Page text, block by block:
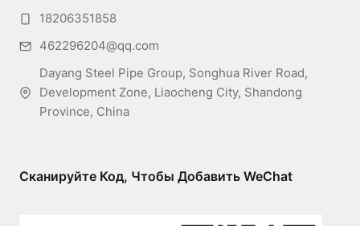
18206351858
462296204@qq.com
Dayang Steel Pipe Group, Songhua River Road,
Development Zone, Liaocheng City, Shandong
Province, China
Сканируйте Код, Чтобы Добавить WeChat